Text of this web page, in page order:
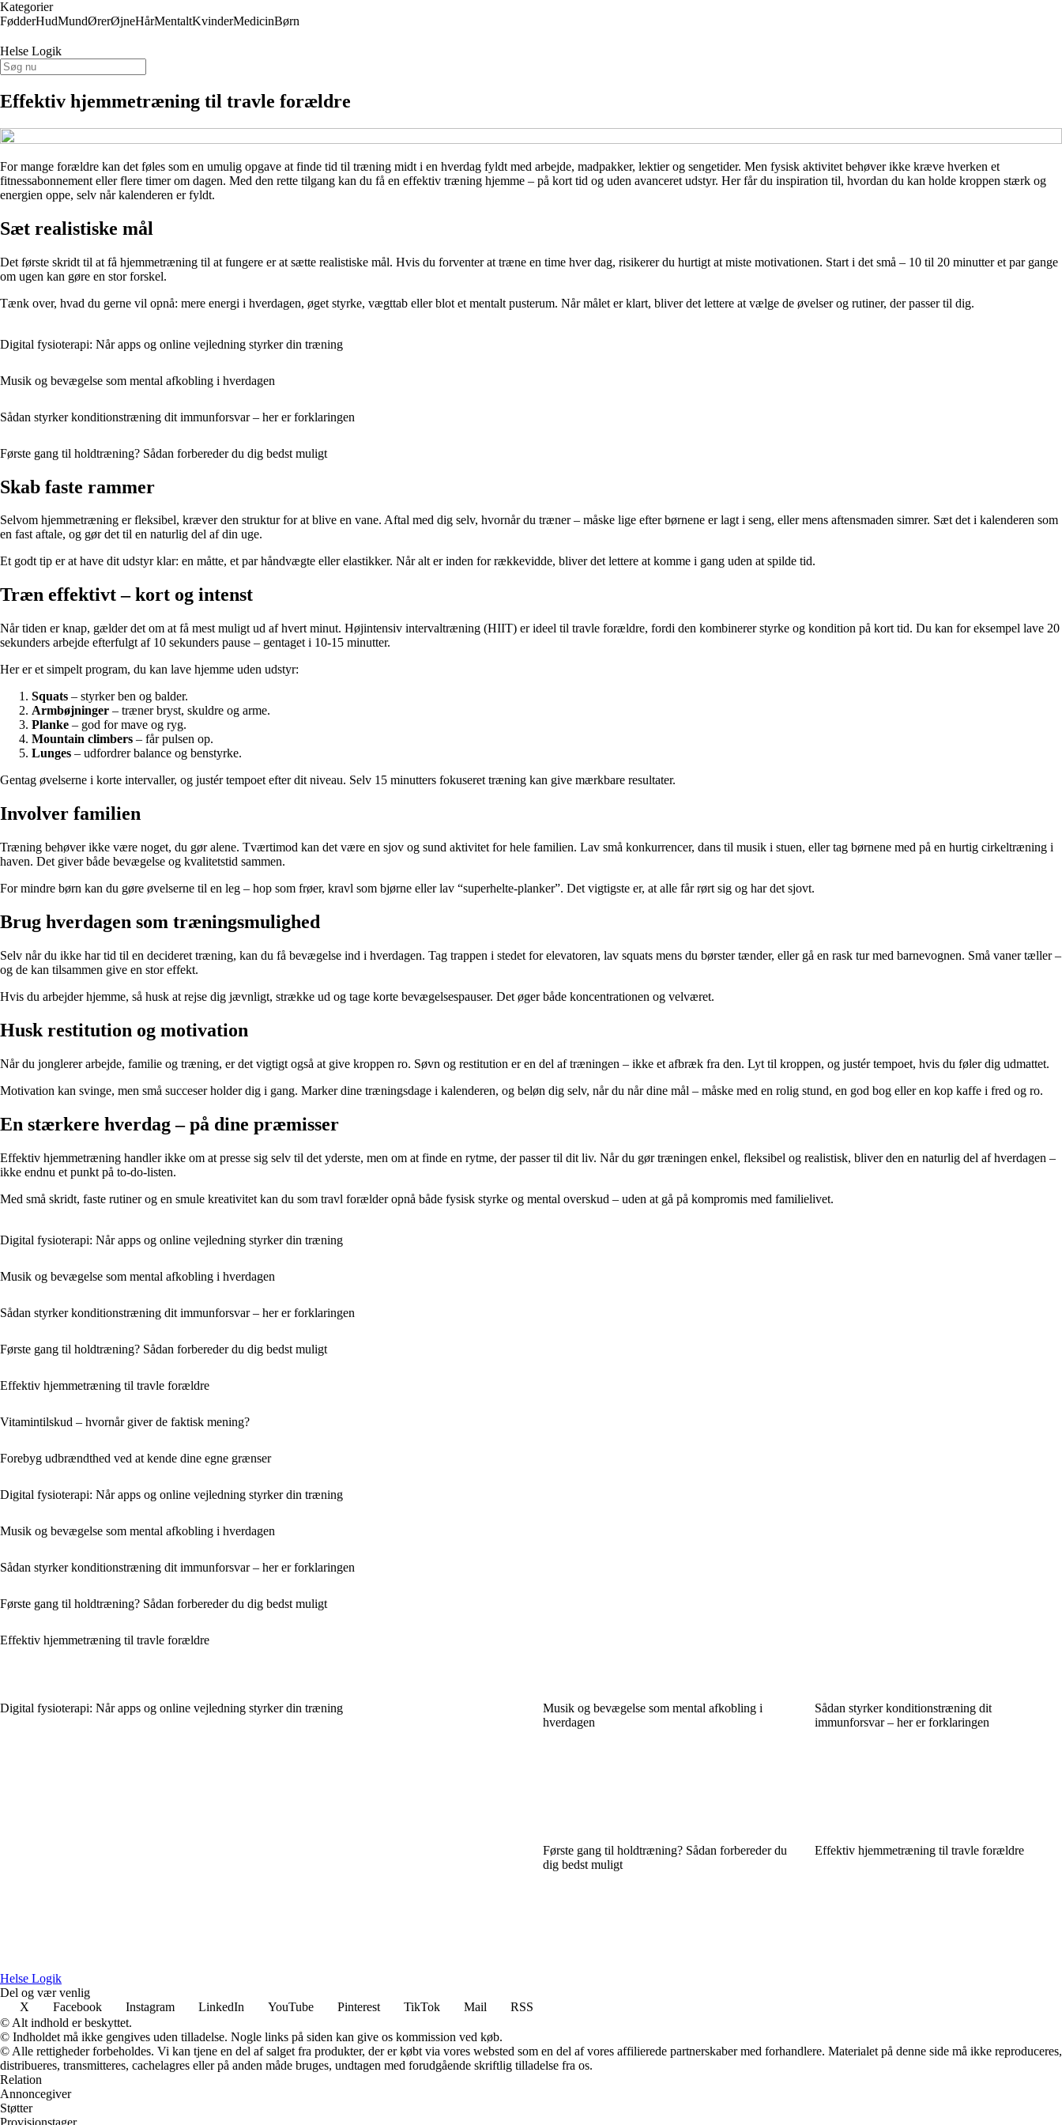
Kategorier
FødderHudMundØrerØjneHårMentaltKvinderMedicinBørn
Helse Logik
Effektiv hjemmetræning til travle forældre
For mange forældre kan det føles som en umulig opgave at finde tid til træning midt i en hverdag fyldt med arbejde, madpakker, lektier og sengetider. Men fysisk aktivitet behøver ikke kræve hverken et
fitnessabonnement eller flere timer om dagen. Med den rette tilgang kan du få en effektiv træning hjemme – på kort tid og uden avanceret udstyr. Her får du inspiration til, hvordan du kan holde kroppen stærk og
energien oppe, selv når kalenderen er fyldt.
Sæt realistiske mål
Det første skridt til at få hjemmetræning til at fungere er at sætte realistiske mål. Hvis du forventer at træne en time hver dag, risikerer du hurtigt at miste motivationen. Start i det små – 10 til 20 minutter et par gange
om ugen kan gøre en stor forskel.
Tænk over, hvad du gerne vil opnå: mere energi i hverdagen, øget styrke, vægttab eller blot et mentalt pusterum. Når målet er klart, bliver det lettere at vælge de øvelser og rutiner, der passer til dig.
Digital fysioterapi: Når apps og online vejledning styrker din træning
Musik og bevægelse som mental afkobling i hverdagen
Sådan styrker konditionstræning dit immunforsvar – her er forklaringen
Første gang til holdtræning? Sådan forbereder du dig bedst muligt
Skab faste rammer
Selvom hjemmetræning er fleksibel, kræver den struktur for at blive en vane. Aftal med dig selv, hvornår du træner – måske lige efter børnene er lagt i seng, eller mens aftensmaden simrer. Sæt det i kalenderen som
en fast aftale, og gør det til en naturlig del af din uge.
Et godt tip er at have dit udstyr klar: en måtte, et par håndvægte eller elastikker. Når alt er inden for rækkevidde, bliver det lettere at komme i gang uden at spilde tid.
Træn effektivt – kort og intenst
Når tiden er knap, gælder det om at få mest muligt ud af hvert minut. Højintensiv intervaltræning (HIIT) er ideel til travle forældre, fordi den kombinerer styrke og kondition på kort tid. Du kan for eksempel lave 20
sekunders arbejde efterfulgt af 10 sekunders pause – gentaget i 10-15 minutter.
Her er et simpelt program, du kan lave hjemme uden udstyr:
Squats – styrker ben og balder.
Armbøjninger – træner bryst, skuldre og arme.
Planke – god for mave og ryg.
Mountain climbers – får pulsen op.
Lunges – udfordrer balance og benstyrke.
Gentag øvelserne i korte intervaller, og justér tempoet efter dit niveau. Selv 15 minutters fokuseret træning kan give mærkbare resultater.
Involver familien
Træning behøver ikke være noget, du gør alene. Tværtimod kan det være en sjov og sund aktivitet for hele familien. Lav små konkurrencer, dans til musik i stuen, eller tag børnene med på en hurtig cirkeltræning i
haven. Det giver både bevægelse og kvalitetstid sammen.
For mindre børn kan du gøre øvelserne til en leg – hop som frøer, kravl som bjørne eller lav “superhelte-planker”. Det vigtigste er, at alle får rørt sig og har det sjovt.
Brug hverdagen som træningsmulighed
Selv når du ikke har tid til en decideret træning, kan du få bevægelse ind i hverdagen. Tag trappen i stedet for elevatoren, lav squats mens du børster tænder, eller gå en rask tur med barnevognen. Små vaner tæller –
og de kan tilsammen give en stor effekt.
Hvis du arbejder hjemme, så husk at rejse dig jævnligt, strække ud og tage korte bevægelsespauser. Det øger både koncentrationen og velværet.
Husk restitution og motivation
Når du jonglerer arbejde, familie og træning, er det vigtigt også at give kroppen ro. Søvn og restitution er en del af træningen – ikke et afbræk fra den. Lyt til kroppen, og justér tempoet, hvis du føler dig udmattet.
Motivation kan svinge, men små succeser holder dig i gang. Marker dine træningsdage i kalenderen, og beløn dig selv, når du når dine mål – måske med en rolig stund, en god bog eller en kop kaffe i fred og ro.
En stærkere hverdag – på dine præmisser
Effektiv hjemmetræning handler ikke om at presse sig selv til det yderste, men om at finde en rytme, der passer til dit liv. Når du gør træningen enkel, fleksibel og realistisk, bliver den en naturlig del af hverdagen –
ikke endnu et punkt på to-do-listen.
Med små skridt, faste rutiner og en smule kreativitet kan du som travl forælder opnå både fysisk styrke og mental overskud – uden at gå på kompromis med familielivet.
Digital fysioterapi: Når apps og online vejledning styrker din træning
Musik og bevægelse som mental afkobling i hverdagen
Sådan styrker konditionstræning dit immunforsvar – her er forklaringen
Første gang til holdtræning? Sådan forbereder du dig bedst muligt
Effektiv hjemmetræning til travle forældre
Vitamintilskud – hvornår giver de faktisk mening?
Forebyg udbrændthed ved at kende dine egne grænser
Digital fysioterapi: Når apps og online vejledning styrker din træning
Musik og bevægelse som mental afkobling i hverdagen
Sådan styrker konditionstræning dit immunforsvar – her er forklaringen
Første gang til holdtræning? Sådan forbereder du dig bedst muligt
Effektiv hjemmetræning til travle forældre
Digital fysioterapi: Når apps og online vejledning styrker din træning
Musik og bevægelse som mental afkobling i
hverdagen
Sådan styrker konditionstræning dit
immunforsvar – her er forklaringen
Første gang til holdtræning? Sådan forbereder du
dig bedst muligt
Effektiv hjemmetræning til travle forældre
Helse Logik
Del og vær venlig
X
Facebook Instagram LinkedIn YouTube Pinterest TikTok Mail
RSS
© Alt indhold er beskyttet.
© Indholdet må ikke gengives uden tilladelse. Nogle links på siden kan give os kommission ved køb.
© Alle rettigheder forbeholdes. Vi kan tjene en del af salget fra produkter, der er købt via vores websted som en del af vores affilierede partnerskaber med forhandlere. Materialet på denne side må ikke reproduceres,
distribueres, transmitteres, cachelagres eller på anden måde bruges, undtagen med forudgående skriftlig tilladelse fra os.
Relation
Annoncegiver
Støtter
Provisionstager